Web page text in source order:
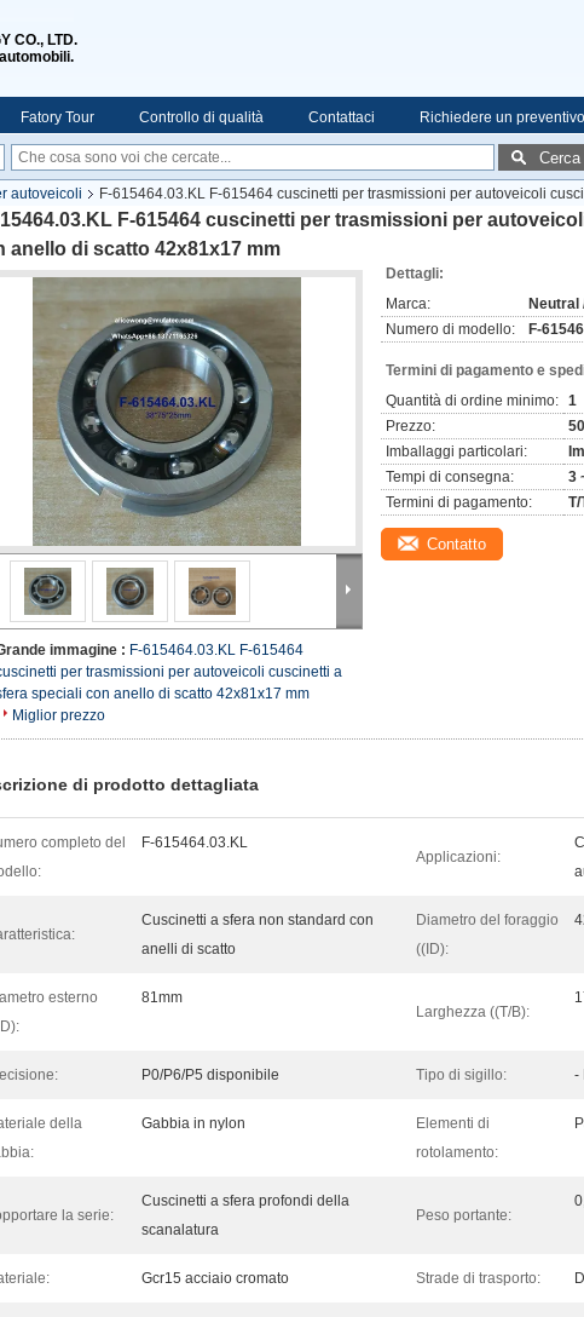
CO., LTD.
Fatory Tour Controllo di qualità Contattaci Richiedere un preventivo
Cerca
autoveicoli F-615464.03.KL F-615464 cuscinetti per trasmissioni per autoveicoli
F-615464 cuscinetti per trasmissioni per
anello di scatto 42x81x17 mm
immagine : F-615464.03.KL F-615464
per trasmissioni per autoveicoli cuscinetti a
speciali con anello di scatto 42x81x17 mm
Miglior prezzo
Dettagli:
Marca:
Neutral
Numero di modello:
F-
Termini di pagamento e
Quantità di ordine minimo: 1
Prezzo:
Imballaggi particolari:
Tempi di consegna:
3
Termini di pagamento:
T/
Contatto
di prodotto dettagliata
completo del
F-615464.03.KL
Applicazioni:
Cuscinetti a sfera non standard con
anelli di scatto
Diametro del foraggio
((ID):
esterno
81mm
Larghezza ((T/B):
P0/P6/P5 disponibile Tipo di sigillo: -
della
Gabbia in nylon
Elementi di
rotolamento:
la serie:
Cuscinetti a sfera profondi della
scanalatura
Peso portante:
Gcr15 acciaio cromato Strade di trasporto: